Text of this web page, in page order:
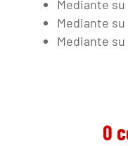
Mediante
Mediante su
Mediante
0